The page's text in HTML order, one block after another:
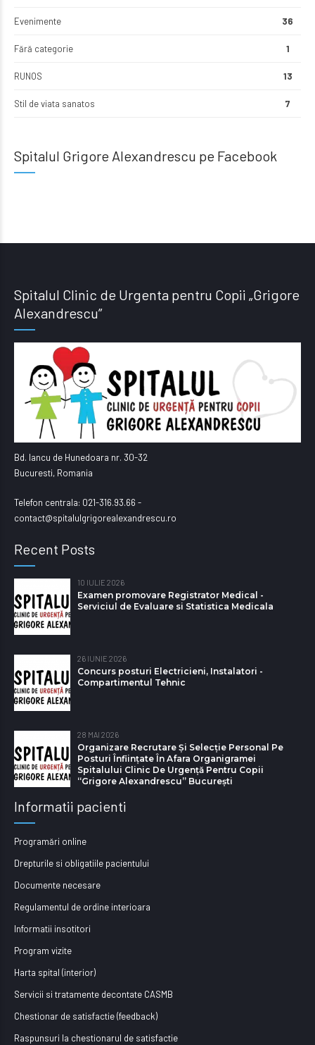
Evenimente 36
Fără categorie 1
RUNOS 13
Stil de viata sanatos 7
Spitalul Grigore Alexandrescu pe Facebook
Spitalul Clinic de Urgenta pentru Copii „Grigore
Alexandrescu”
Bd. Iancu de Hunedoara nr. 30-32
Bucuresti, Romania
Telefon centrala: 021-316.93.66 -
contact@spitalulgrigorealexandrescu.ro
Recent Posts
10 IULIE 2026
Examen promovare Registrator Medical -
Serviciul de Evaluare si Statistica Medicala
26 IUNIE 2026
Concurs posturi Electricieni, Instalatori -
Compartimentul Tehnic
28 MAI 2026
Organizare Recrutare Și Selecție Personal Pe
Posturi Înființate În Afara Organigramei
Spitalului Clinic De Urgență Pentru Copii
“Grigore Alexandrescu” Bucureşti
Informatii pacienti
Programări online
Drepturile si obligatiile pacientului
Documente necesare
Regulamentul de ordine interioara
Informatii insotitori
Program vizite
Harta spital (interior)
Servicii si tratamente decontate CASMB
Chestionar de satisfactie (feedback)
Raspunsuri la chestionarul de satisfactie